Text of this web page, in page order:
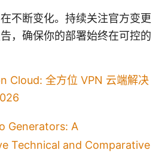
不断变化。持续关注官方变更
，确保你的部署始终在可控的
Cloud: 全方位 VPN 云端解决
Generators: A
Technical and Comparative